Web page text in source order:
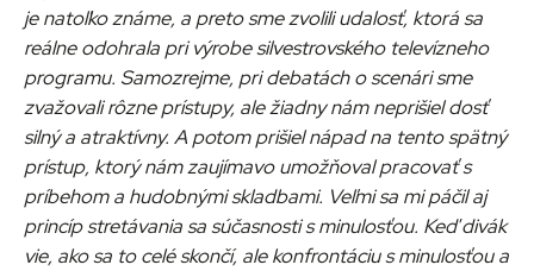
je natoľko známe, a preto sme zvolili udalosť, ktorá sa
reálne odohrala pri výrobe silvestrovského televízneho
programu. Samozrejme, pri debatách o scenári sme
zvažovali rôzne prístupy, ale žiadny nám neprišiel dosť
silný a atraktívny. A potom prišiel nápad na tento spätný
prístup, ktorý nám zaujímavo umožňoval pracovať s
príbehom a hudobnými skladbami. Veľmi sa mi páčil aj
princíp stretávania sa súčasnosti s minulosťou. Keď divák
vie, ako sa to celé skončí, ale konfrontáciu s minulosťou a